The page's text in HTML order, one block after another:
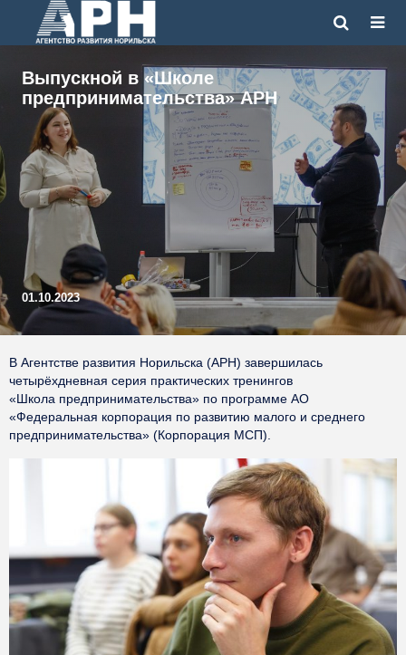
Выпускной в «Школе
предпринимательства» АРН
01.10.2023
В Агентстве развития Норильска (АРН) завершилась
четырёхдневная серия практических тренингов
«Школа предпринимательства» по программе АО
«Федеральная корпорация по развитию малого и среднего
предпринимательства» (Корпорация МСП).